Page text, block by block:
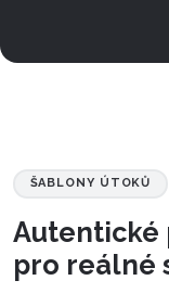
ŠABLONY ÚTOKŮ
Autentické
pro reálné